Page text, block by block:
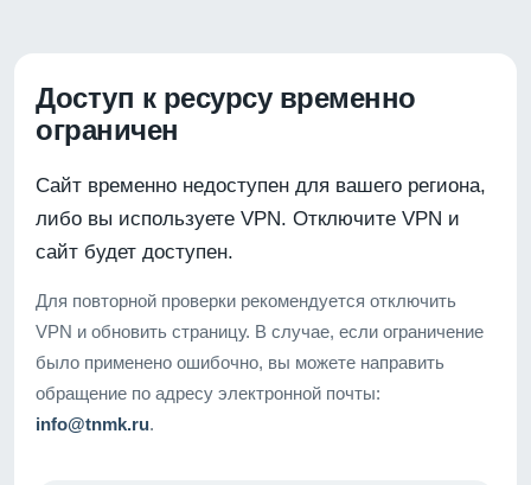
Доступ к ресурсу временно
ограничен
Сайт временно недоступен для вашего региона,
либо вы используете VPN. Отключите VPN и
сайт будет доступен.
Для повторной проверки рекомендуется отключить
VPN и обновить страницу. В случае, если ограничение
было применено ошибочно, вы можете направить
обращение по адресу электронной почты:
info@tnmk.ru.